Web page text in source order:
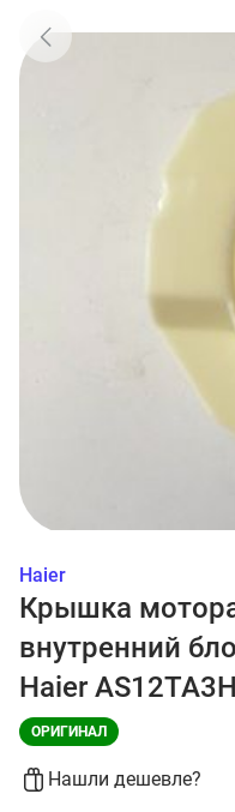
Haier
Крышка
внутренний
Haier
ОРИГИНАЛ
Нашли дешевле?